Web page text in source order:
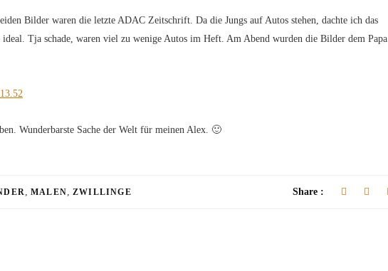
Bilder waren die letzte ADAC Zeitschrift. Da die Jungs auf Autos stehen, dachte ich das
Tja schade, waren viel zu wenige Autos im Heft. Am Abend wurden die Bilder dem Papa
Wunderbarste Sache der Welt für meinen Alex. 🙂
,MALEN,ZWILLINGE Share :